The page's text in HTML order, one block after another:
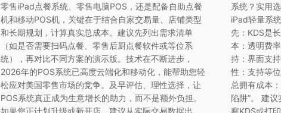
零售iPad点餐系统、零售电脑POS，还是配备自助点餐
机和移动POS机，关键在于结合自家交易量、店铺类型
和长期规划，计算真实总成本。建议先列出需求清单
（如是否需要扫码点餐、零售后厨点餐软件或等位系
统），再对比不同方案的演示版。技术在不断进步，
2026年的POS系统已高度云端化和移动化，能帮助您轻
松应对美国零售市场的竞争。及早评估、理性选择，让
POS系统真正成为生意增长的助力，而不是额外负担。
如果您正计划升级或新开店，建议从实际交易数据出
系统？实用
iPad轻量系
先：KDS是
本：透明费
持：界面支
性：支持等
总拥有成本
陷阱”。 建
察KDS或打